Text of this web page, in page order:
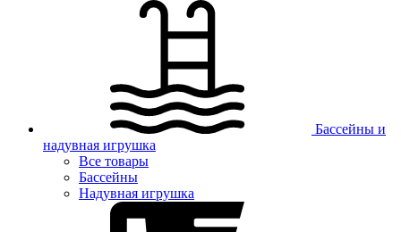
Бассейны и
надувная игрушка
Все товары
Бассейны
Надувная игрушка